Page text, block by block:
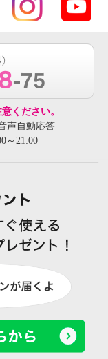
ください。
声自動応答
～21:00